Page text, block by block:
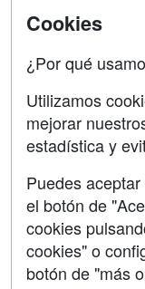
Contactar
Copyleft
Grupo formazion:
Cookies
¿Por qué
Utilizamos
mejorar
estadística y
Puedes
el botón de
cookies
cookies" o
botón de "más